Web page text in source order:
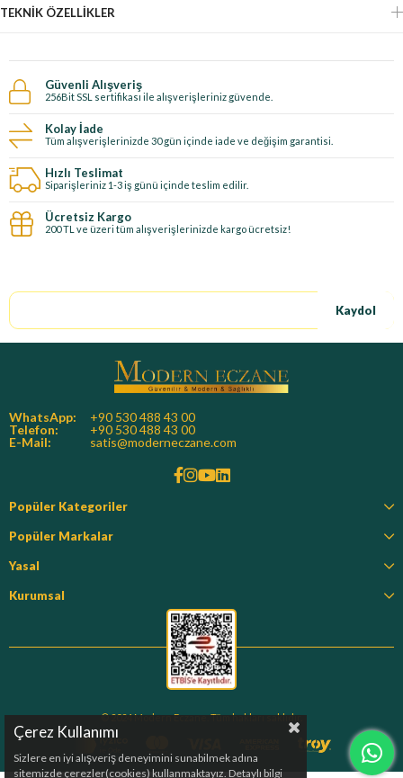
TEKNIK ÖZELLIKLER
Güvenli Alışveriş
256Bit SSL sertifikası ile alışverişleriniz güvende.
Kolay İade
Tüm alışverişlerinizde 30 gün içinde iade ve değişim garantisi.
Hızlı Teslimat
Siparişleriniz 1-3 iş günü içinde teslim edilir.
Ücretsiz Kargo
200 TL ve üzeri tüm alışverişlerinizde kargo ücretsiz!
Kaydol
WhatsApp:
+90 530 488 43 00
Telefon:
+90 530 488 43 00
E-Mail:
satis@moderneczane.com
Popüler Kategoriler
Popüler Markalar
Yasal
Kurumsal
© 2024 Modern Eczane. Tüm hakları saklıdır.
Çerez Kullanımı
Sizlere en iyi alışveriş deneyimini sunabilmek adına
sitemizde çerezler(cookies) kullanmaktayız. Detaylı bilgi